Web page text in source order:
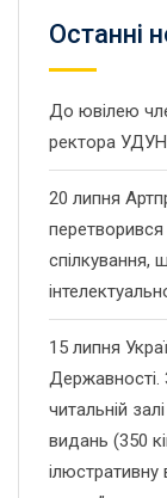
Останнi
До ювілею
ректора
20 липня
спілкування,
15 липня
Державності.
читальній
видань (350
ілюстративну